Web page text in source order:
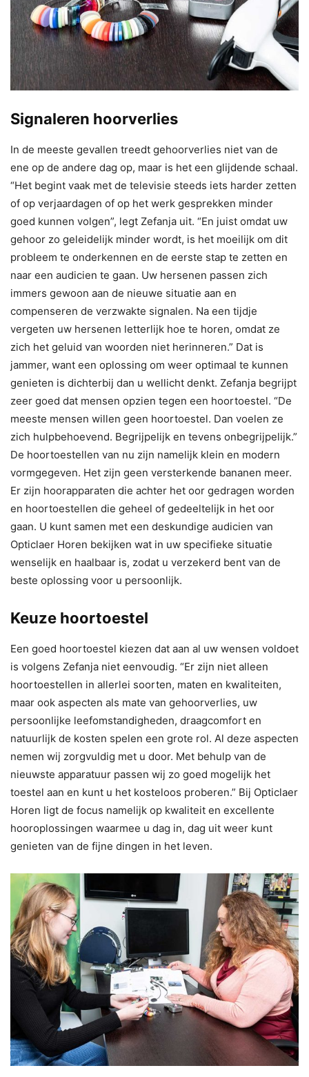
Signaleren hoorverlies
In de meeste gevallen treedt gehoorverlies niet van de
ene op de andere dag op, maar is het een glijdende schaal.
“Het begint vaak met de televisie steeds iets harder zetten
of op verjaardagen of op het werk gesprekken minder
goed kunnen volgen”, legt Zefanja uit. “En juist omdat uw
gehoor zo geleidelijk minder wordt, is het moeilijk om dit
probleem te onderkennen en de eerste stap te zetten en
naar een audicien te gaan. Uw hersenen passen zich
immers gewoon aan de nieuwe situatie aan en
compenseren de verzwakte signalen. Na een tijdje
vergeten uw hersenen letterlijk hoe te horen, omdat ze
zich het geluid van woorden niet herinneren.” Dat is
jammer, want een oplossing om weer optimaal te kunnen
genieten is dichterbij dan u wellicht denkt. Zefanja begrijpt
zeer goed dat mensen opzien tegen een hoortoestel. “De
meeste mensen willen geen hoortoestel. Dan voelen ze
zich hulpbehoevend. Begrijpelijk en tevens onbegrijpelijk.”
De hoortoestellen van nu zijn namelijk klein en modern
vormgegeven. Het zijn geen versterkende bananen meer.
Er zijn hoorapparaten die achter het oor gedragen worden
en hoortoestellen die geheel of gedeeltelijk in het oor
gaan. U kunt samen met een deskundige audicien van
Opticlaer Horen bekijken wat in uw specifieke situatie
wenselijk en haalbaar is, zodat u verzekerd bent van de
beste oplossing voor u persoonlijk.
Keuze hoortoestel
Een goed hoortoestel kiezen dat aan al uw wensen voldoet
is volgens Zefanja niet eenvoudig. “Er zijn niet alleen
hoortoestellen in allerlei soorten, maten en kwaliteiten,
maar ook aspecten als mate van gehoorverlies, uw
persoonlijke leefomstandigheden, draagcomfort en
natuurlijk de kosten spelen een grote rol. Al deze aspecten
nemen wij zorgvuldig met u door. Met behulp van de
nieuwste apparatuur passen wij zo goed mogelijk het
toestel aan en kunt u het kosteloos proberen.” Bij Opticlaer
Horen ligt de focus namelijk op kwaliteit en excellente
hooroplossingen waarmee u dag in, dag uit weer kunt
genieten van de fijne dingen in het leven.